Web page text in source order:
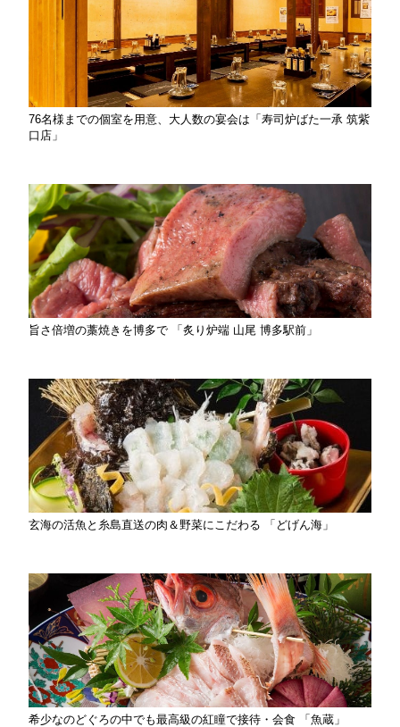
76名様までの個室を用意、大人数の宴会は「寿司炉ばた一承 筑紫
口店」
旨さ倍増の藁焼きを博多で 「炙り炉端 山尾 博多駅前」
玄海の活魚と糸島直送の肉＆野菜にこだわる 「どげん海」
希少なのどぐろの中でも最高級の紅瞳で接待・会食 「魚蔵」